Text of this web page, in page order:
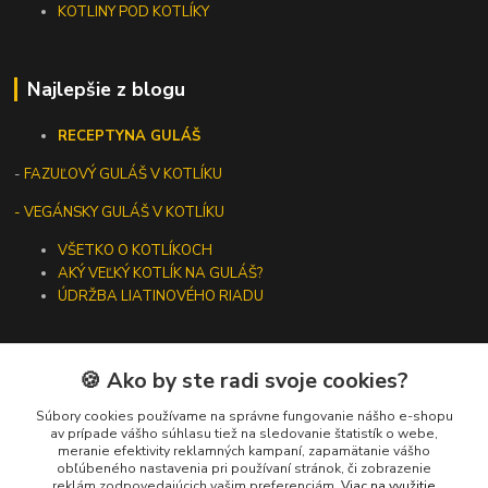
KOTLINY POD KOTLÍKY
Najlepšie z blogu
RECEPTYNA GULÁŠ
-FAZUĽOVÝ GULÁŠ V KOTLÍKU
- VEGÁNSKY GULÁŠ V KOTLÍKU
VŠETKO O KOTLÍKOCH
AKÝ VEĽKÝ KOTLÍK NA GULÁŠ?
ÚDRŽBA LIATINOVÉHO RIADU
Kontakty
+421 919 275 553
(Po-Pia, 10-13 hod.)
🍪 Ako by ste radi svoje cookies?
Súbory cookies používame na správne fungovanie nášho e-shopu
av prípade vášho súhlasu tiež na sledovanie štatistík o webe,
meranie efektivity reklamných kampaní, zapamätanie vášho
obľúbeného nastavenia pri používaní stránok, či zobrazenie